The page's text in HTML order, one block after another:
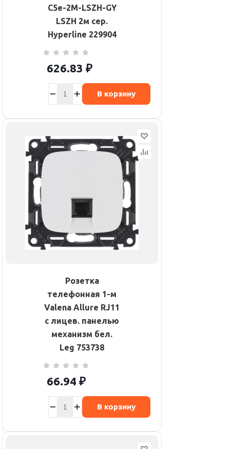
C5e-2M-LSZH-GY
LSZH 2м сер.
Hyperline 229904
626.83 ₽
В корзину
Розетка
телефонная 1-м
Valena Allure RJ11
с лицев. панелью
механизм бел.
Leg 753738
66.94 ₽
В корзину